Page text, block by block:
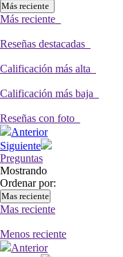
Más reciente
Más reciente
Reseñas destacadas
Calificación más alta
Calificación más baja
Reseñas con foto
Anterior
Siguiente
Preguntas
Mostrando
Ordenar por:
Mas reciente
Mas reciente
Menos reciente
Anterior